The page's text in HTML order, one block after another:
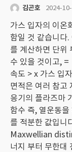
김곤호 2024-
가스 입자의 이온
함일 것 같습니다
를 계산하면 단위
수 있을 것이고,
속도 > x 가스 입
면적은 여러 참고
응기의 플라즈마
함수 즉, 열운동
를 적분한 값입니
Maxwellian
너지 부터 무한대